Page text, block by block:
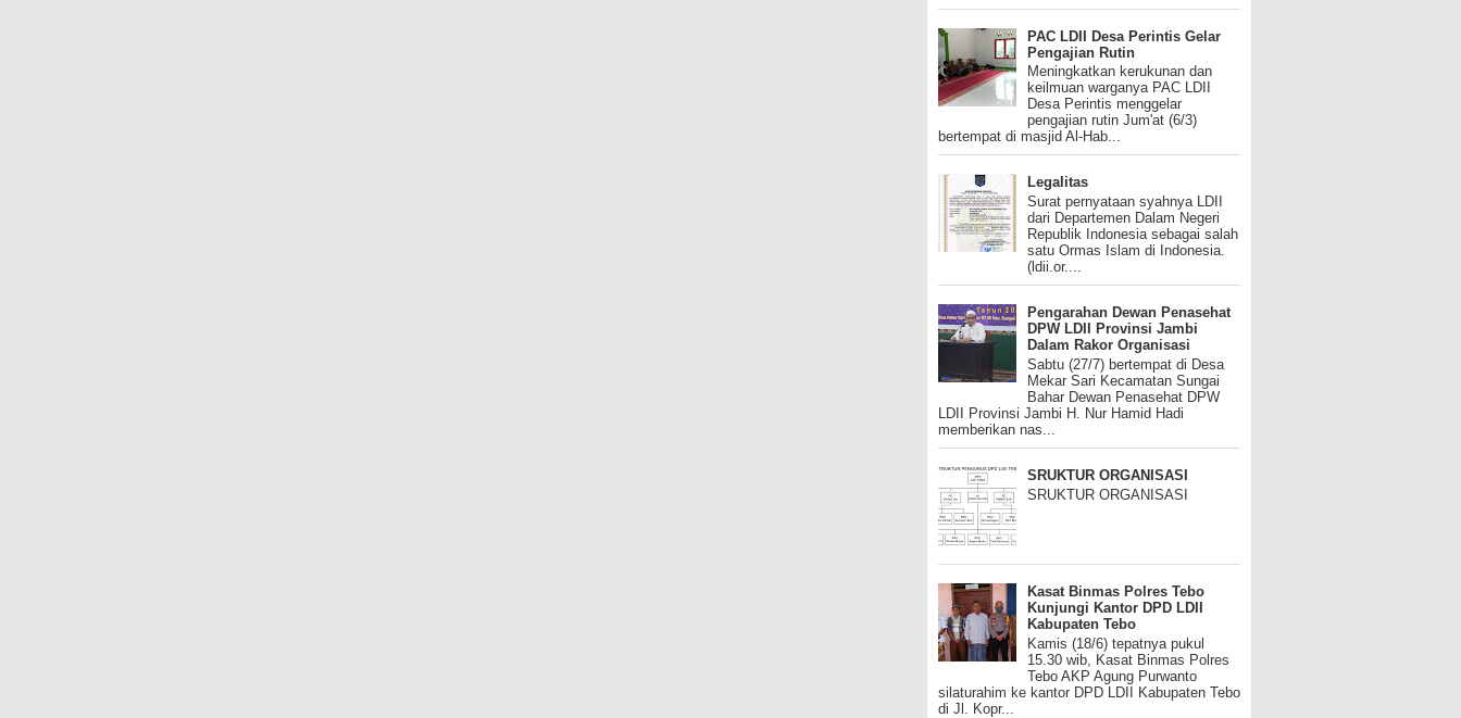
PAC LDII Desa Perintis Gelar
Pengajian Rutin
Meningkatkan kerukunan dan
keilmuan warganya PAC LDII
Desa Perintis menggelar
pengajian rutin Jum'at (6/3)
bertempat di masjid Al-Hab...
Legalitas
Surat pernyataan syahnya LDII
dari Departemen Dalam Negeri
Republik Indonesia sebagai salah
satu Ormas Islam di Indonesia.
(ldii.or....
Pengarahan Dewan Penasehat
DPW LDII Provinsi Jambi
Dalam Rakor Organisasi
Sabtu (27/7) bertempat di Desa
Mekar Sari Kecamatan Sungai
Bahar Dewan Penasehat DPW
LDII Provinsi Jambi H. Nur Hamid Hadi
memberikan nas...
SRUKTUR ORGANISASI
SRUKTUR ORGANISASI
Kasat Binmas Polres Tebo
Kunjungi Kantor DPD LDII
Kabupaten Tebo
Kamis (18/6) tepatnya pukul
15.30 wib, Kasat Binmas Polres
Tebo AKP Agung Purwanto
silaturahim ke kantor DPD LDII Kabupaten Tebo
di Jl. Kopr...